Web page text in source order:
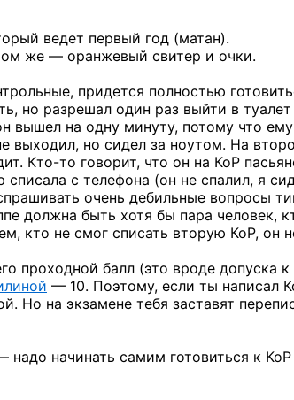
ведет первый год (матан).
же — оранжевый свитер и очки.
придется полностью
но разрешал один раз выйти в
вышел на одну минуту, потому что
выходил, но сидел за ноутом. На
Кто-то говорит, что он на КоР
с телефона (он не спалил, я
очень дебильные вопросы
должна быть хотя бы пара человек,
кто не смог списать вторую КоР, он
проходной балл (это вроде допуска
— 10. Поэтому, если ты написал
Но на экзамене тебя заставят
надо начинать самим готовиться к